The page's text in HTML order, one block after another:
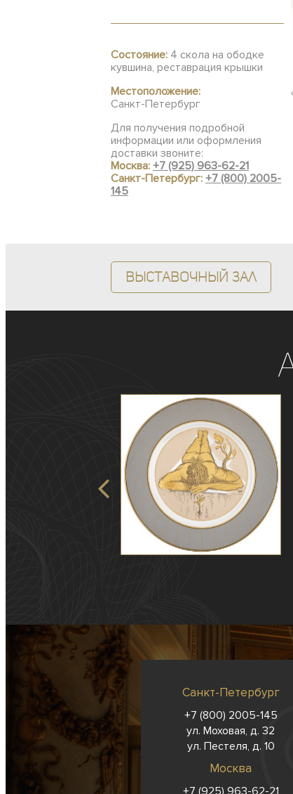
Состояние: 4 скола на ободке
кувшина, реставрация крышки
Местоположение:
Санкт-Петербург
Для получения подробной
информации или оформления
доставки звоните:
Москва: +7 (925) 963-62-21
Санкт-Петербург: +7 (800) 2005-
145
Выставочный зал
Санкт-Петербург
+7 (800) 2005-145
ул. Моховая, д. 32
ул. Пестеля, д. 10
Москва